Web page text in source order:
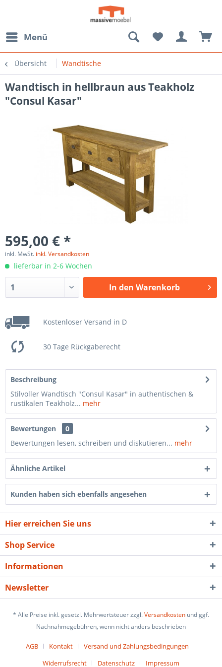
Menü
Übersicht Wandtische
Wandtisch in hellbraun aus Teakholz
"Consul Kasar"
595,00 € *
inkl. MwSt. inkl. Versandkosten
lieferbar in 2-6 Wochen
In den Warenkorb
Kostenloser Versand in D
30 Tage Rückgaberecht
Beschreibung
Stilvoller Wandtisch "Consul Kasar" in authentischen &
rustikalen Teakholz... mehr
Bewertungen
0
Bewertungen lesen, schreiben und diskutieren... mehr
Ähnliche Artikel
Kunden haben sich ebenfalls angesehen
Hier erreichen Sie uns
Shop Service
Informationen
Newsletter
* Alle Preise inkl. gesetzl. Mehrwertsteuer zzgl.Versandkosten und ggf.
Nachnahmegebühren, wenn nicht anders beschrieben
AGB Kontakt
Versand und Zahlungsbedingungen
Widerrufsrecht
Datenschutz Impressum